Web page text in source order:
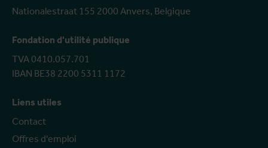
Nationalestraat 155 2000 Anvers, Belgique
Fondation d'utilité publique
TVA 0410.057.701
IBAN BE38 2200 5311 1172
Liens utiles
Contact
Offres d'emploi